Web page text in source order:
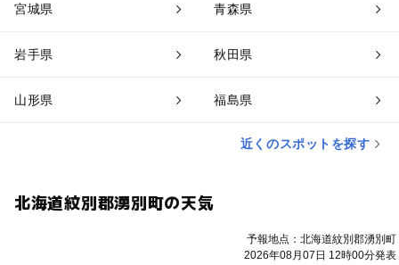
宮城県 青森県
岩手県 秋田県
山形県 福島県
近くのスポットを探す
北海道紋別郡湧別町の天気
予報地点：北海道紋別郡湧別町
2026年08月07日 12時00分発表